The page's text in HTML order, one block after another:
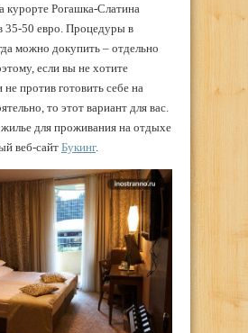
курорте Рогашка-Слатина
35-50 евро. Процедуры в
можно докупить – отдельно
если вы не хотите
не против готовить себе на
то этот вариант для вас.
для проживания на отдыхе
веб-сайт Букинг.